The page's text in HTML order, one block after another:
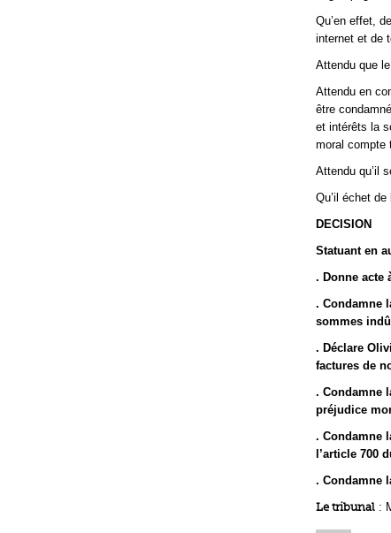
Qu’en effet,
internet et de
Attendu que
Attendu en
être
et intérêts la
moral compte
Attendu qu’il
Qu’il échet
DECISION
Statuant en
. Donne acte
. Condamne
sommes
. Déclare
factures de
. Condamne
préjudice
. Condamne
l’article 700
. Condamne
Le tribunal :